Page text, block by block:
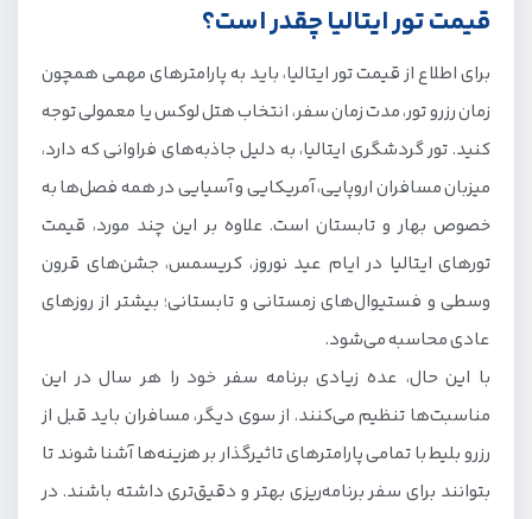
قیمت تور ایتالیا چقدر است؟
برای اطلاع از قیمت تور ایتالیا، باید به پارامترهای مهمی همچون
زمان رزرو تور، مدت زمان سفر، انتخاب هتل لوکس یا معمولی توجه
کنید. تور گردشگری ایتالیا، به دلیل جاذبه‌های فراوانی که دارد،
میزبان مسافران اروپایی، آمریکایی و آسیایی در همه فصل‌ها به
خصوص بهار و تابستان است. علاوه بر این چند مورد، قیمت
تورهای ایتالیا در ایام عید نوروز، کریسمس، جشن‌های قرون
وسطی و فستیوال‌های زمستانی و تابستانی؛ بیشتر از روزهای
عادی محاسبه می‌شود.
با این حال، عده زیادی برنامه سفر خود را هر سال در این
مناسبت‌ها تنظیم می‌کنند. از سوی دیگر، مسافران باید قبل از
رزرو بلیط با تمامی پارامترهای تاثیرگذار بر هزینه‌ها آشنا شوند تا
بتوانند برای سفر برنامه‌ریزی بهتر و دقیق‌تری داشته باشند. در